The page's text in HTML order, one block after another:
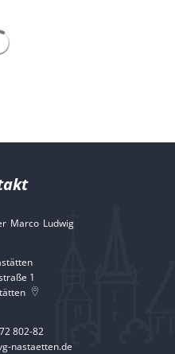
Marco Ludwig
1
802-82
nastaetten.de